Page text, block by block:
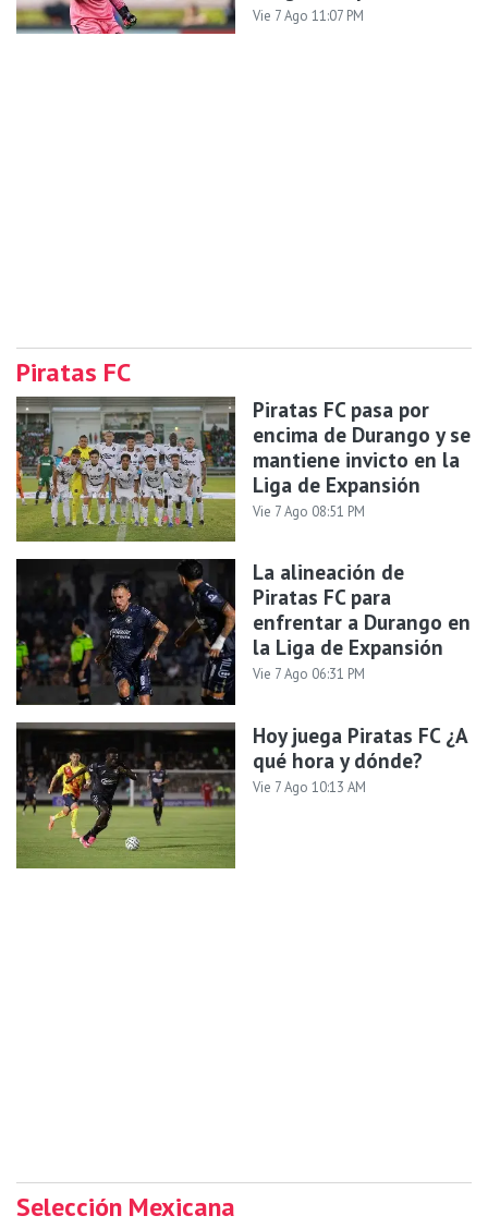
Vie 7 Ago 11:07 PM
Piratas FC
Piratas FC pasa por
encima de Durango y se
mantiene invicto en la
Liga de Expansión
Vie 7 Ago 08:51 PM
La alineación de
Piratas FC para
enfrentar a Durango en
la Liga de Expansión
Vie 7 Ago 06:31 PM
Hoy juega Piratas FC ¿A
qué hora y dónde?
Vie 7 Ago 10:13 AM
Selección Mexicana